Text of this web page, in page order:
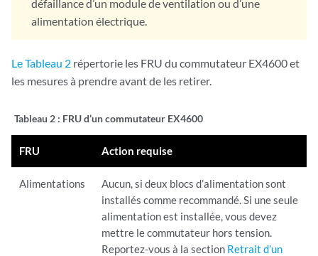
défaillance d’un module de ventilation ou d’une
alimentation électrique.
Le Tableau 2 répertorie les FRU du commutateur EX4600 et
les mesures à prendre avant de les retirer.
Tableau 2 : FRU d’un commutateur EX4600
FRU Action requise
Alimentations
Aucun, si deux blocs d’alimentation sont
installés comme recommandé. Si une seule
alimentation est installée, vous devez
mettre le commutateur hors tension.
Reportez-vous à la section Retrait d’un